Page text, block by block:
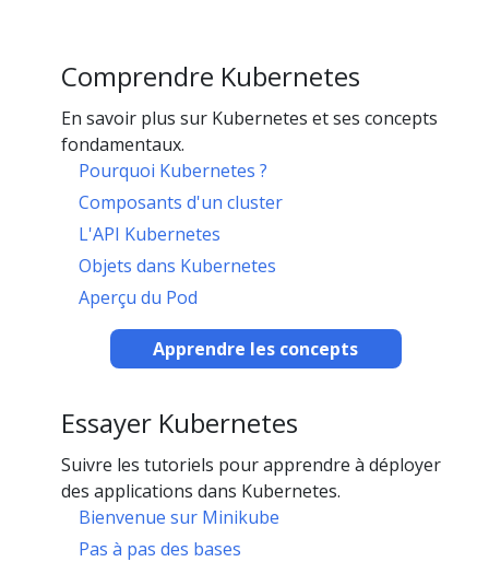
Comprendre Kubernetes
En savoir plus sur Kubernetes et ses concepts
fondamentaux.
Pourquoi Kubernetes ?
Composants d'un cluster
L'API Kubernetes
Objets dans Kubernetes
Aperçu du Pod
Apprendre les concepts
Essayer Kubernetes
Suivre les tutoriels pour apprendre à déployer
des applications dans Kubernetes.
Bienvenue sur Minikube
Pas à pas des bases